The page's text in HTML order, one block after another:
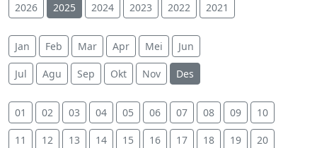
2026 2025 2024 2023 2022 2021
Jan Feb Mar Apr Mei Jun
Jul Agu Sep Okt Nov Des
01 02 03 04 05 06 07 08 09 10
11 12 13 14 15 16 17 18 19 20